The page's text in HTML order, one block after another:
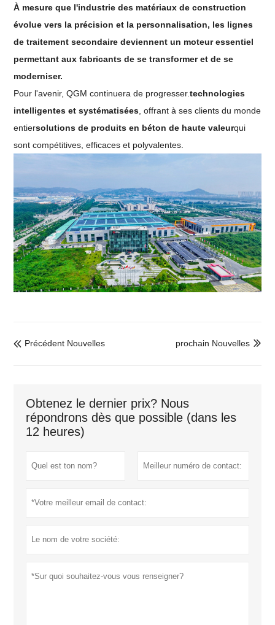
À mesure que l'industrie des matériaux de construction
évolue vers la précision et la personnalisation, les lignes
de traitement secondaire deviennent un moteur essentiel
permettant aux fabricants de se transformer et de se
moderniser.
Pour l'avenir, QGM continuera de progresser.technologies
intelligentes et systématisées , offrant à ses clients du monde
entiersolutions de produits en béton de haute valeurqui
sont compétitives, efficaces et polyvalentes.
 Précédent Nouvelles 
prochain Nouvelles
Obtenez le dernier prix? Nous
répondrons dès que possible (dans les
12 heures)